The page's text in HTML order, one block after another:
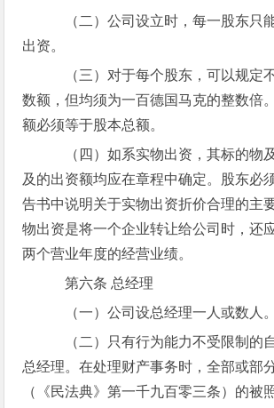
（二）公司设立时，每一股东只
出资。
（三）对于每个股东，可以规定
数额，但均须为一百德国马克的整数倍
额必须等于股本总额。
（四）如系实物出资，其标的物
及的出资额均应在章程中确定。股东必
告书中说明关于实物出资折价合理的主
物出资是将一个企业转让给公司时，还
两个营业年度的经营业绩。
第六条 总经理
（一）公司设总经理一人或数人。
（二）只有行为能力不受限制的
总经理。在处理财产事务时，全部或部
（《民法典》第一千九百零三条）的被